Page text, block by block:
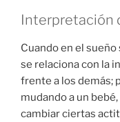
Interpretación
Cuando en el
se relaciona con la
frente a los demás;
mudando a un
cambiar ciertas